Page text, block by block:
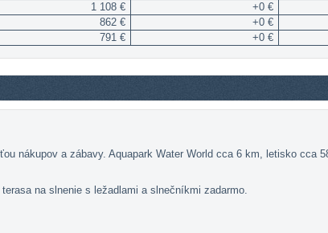
1 108 € +0 €
862 € +0 €
791 € +0 €
nákupov a zábavy. Aquapark Water World cca 6 km, letisko cca
na slnenie s ležadlami a slnečníkmi zadarmo.